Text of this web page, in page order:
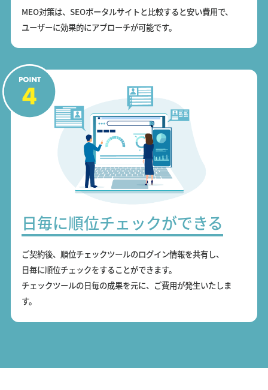
MEO対策は、SEOポータルサイトと比較すると安い費用で、
ユーザーに効果的にアプローチが可能です。
日毎に順位チェックができる
ご契約後、順位チェックツールのログイン情報を共有し、
日毎に順位チェックをすることができます。
チェックツールの日毎の成果を元に、ご費用が発生いたしま
す。